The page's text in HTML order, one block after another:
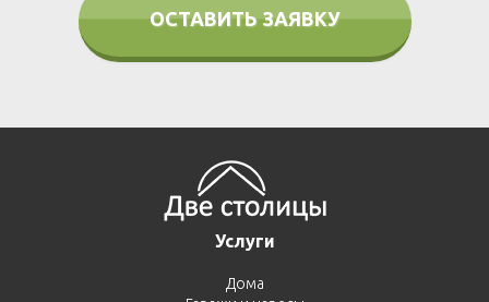
ОСТАВИТЬ ЗАЯВКУ
Услуги
Дома